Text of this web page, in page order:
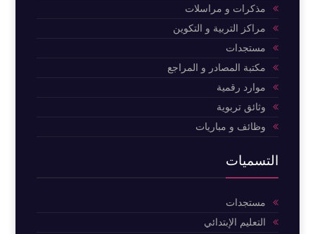
مذكرات و مراسلات
مراكز التربية و التكوين
مستجدات
مكتبة المصادر و المراجع
موارد رقمية
وثائق تربوية
وظائف و مباريات
التسميات
مستجدات
التعليم الإبتدائي